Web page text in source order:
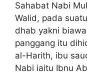
Sahabat Nabi
Walid, pada
dhab yakni
panggang itu
al-Harith, ibu
Nabi iaitu Ibnu